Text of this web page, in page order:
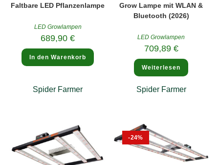
Faltbare LED Pflanzenlampe
LED Growlampen
689,90€
In den Warenkorb
Grow Lampe mit WLAN &
Bluetooth (2026)
LED Growlampen
709,89 €
Weiterlesen
Spider Farmer Spider Farmer
-24%